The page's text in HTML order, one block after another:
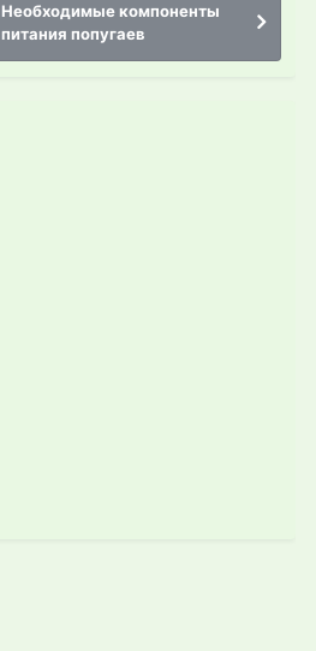
Необходимые компоненты
питания попугаев